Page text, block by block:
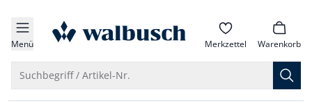
springen
springen
springen
Menü zur Startseite Merkzettel Warenkorb
Suchbegriff / Artikel-Nr.